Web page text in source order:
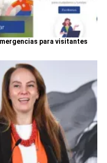
para visitantes